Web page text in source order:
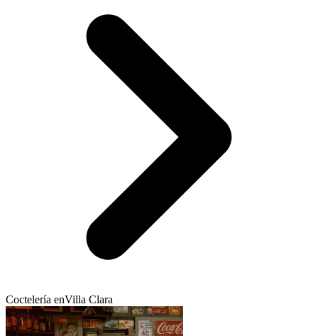
Coctelería enVilla Clara